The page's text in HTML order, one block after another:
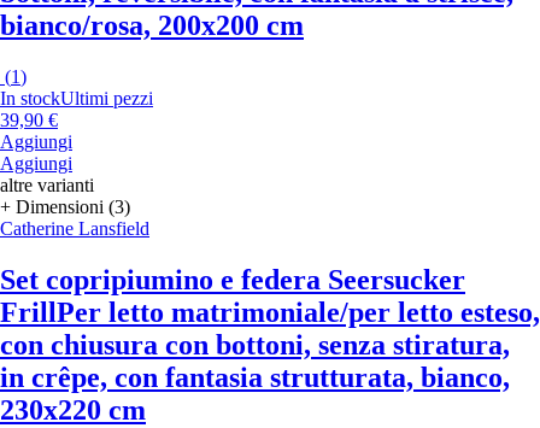
bianco/rosa, 200x200 cm
(1)
In stockUltimi pezzi
39,90 €
Aggiungi
Aggiungi
altre varianti
+ Dimensioni (3)
Catherine Lansfield
Set copripiumino e federa Seersucker
FrillPer letto matrimoniale/per letto esteso,
con chiusura con bottoni, senza stiratura,
in crêpe, con fantasia strutturata, bianco,
230x220 cm